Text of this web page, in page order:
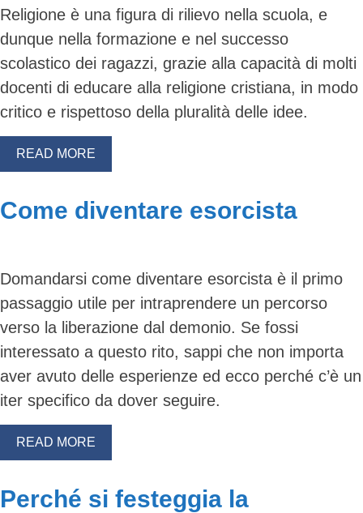
Religione è una figura di rilievo nella scuola, e
dunque nella formazione e nel successo
scolastico dei ragazzi, grazie alla capacità di molti
docenti di educare alla religione cristiana, in modo
critico e rispettoso della pluralità delle idee.
READ MORE
Come diventare esorcista
Domandarsi come diventare esorcista è il primo
passaggio utile per intraprendere un percorso
verso la liberazione dal demonio. Se fossi
interessato a questo rito, sappi che non importa
aver avuto delle esperienze ed ecco perché c’è un
iter specifico da dover seguire.
READ MORE
Perché si festeggia la